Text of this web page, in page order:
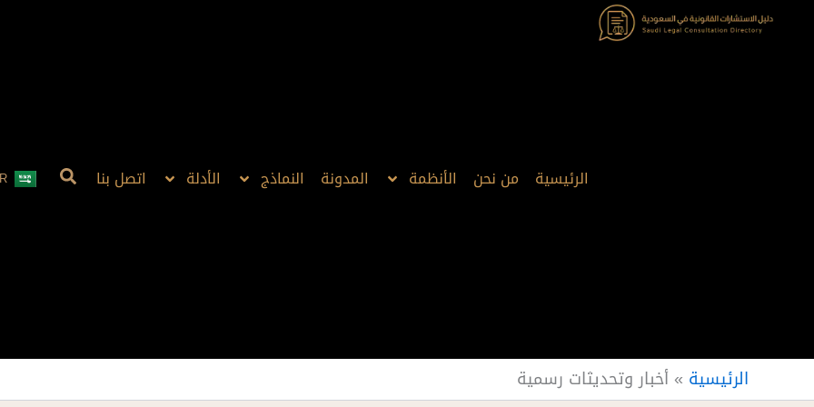
تخطي
الرئيسية من نحن الأنظمة المدونة النماذج الأدلة اتصل بنا
الرئيسية » أخبار وتحديثات رسمية